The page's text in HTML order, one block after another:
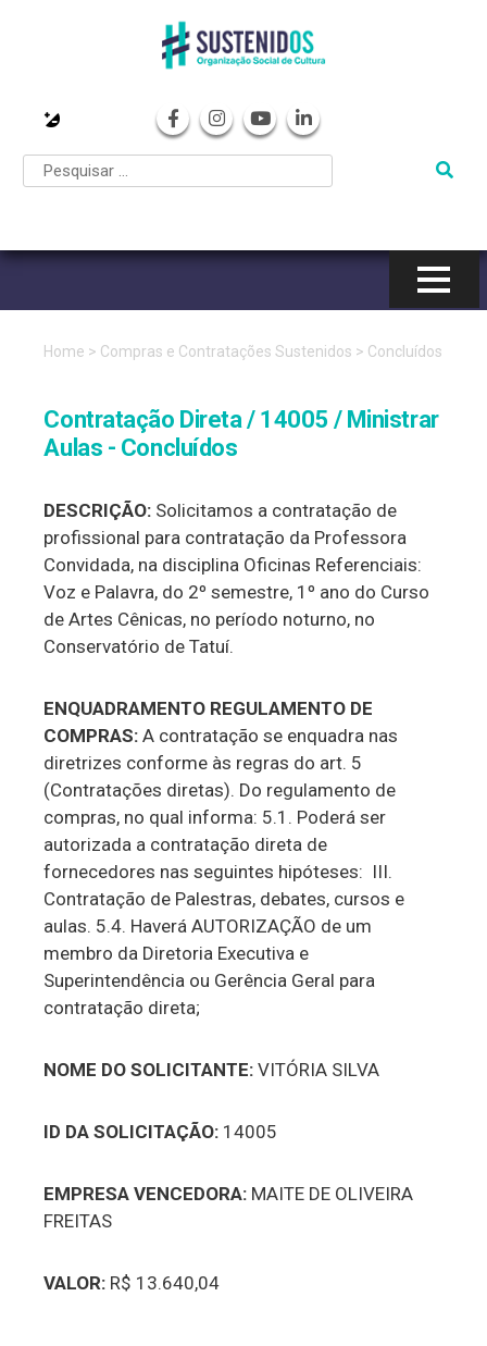
Pular
o
Home > Compras e Contratações Sustenidos > Concluídos
Contratação Direta / 14005 / Ministrar
Aulas - Concluídos
DESCRIÇÃO: Solicitamos a contratação de
profissional para contratação da Professora
Convidada, na disciplina Oficinas Referenciais:
Voz e Palavra, do 2º semestre, 1º ano do Curso
de Artes Cênicas, no período noturno, no
Conservatório de Tatuí.
ENQUADRAMENTO REGULAMENTO DE
COMPRAS: A contratação se enquadra nas
diretrizes conforme às regras do art. 5
(Contratações diretas). Do regulamento de
compras, no qual informa: 5.1. Poderá ser
autorizada a contratação direta de
fornecedores nas seguintes hipóteses: III.
Contratação de Palestras, debates, cursos e
aulas. 5.4. Haverá AUTORIZAÇÃO de um
membro da Diretoria Executiva e
Superintendência ou Gerência Geral para
contratação direta;
NOME DO SOLICITANTE: VITÓRIA SILVA
ID DA SOLICITAÇÃO: 14005
EMPRESA VENCEDORA: MAITE DE OLIVEIRA
FREITAS
VALOR: R$ 13.640,04